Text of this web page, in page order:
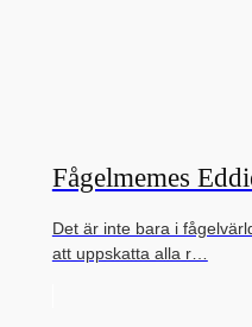
Fågelmemes
Det är inte bara i
att uppskatta alla r…